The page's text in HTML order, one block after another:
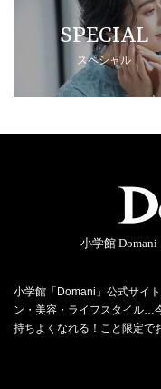
SPECIAL
スペシャル
小学館
小学館「Domani」公式サイ
ン・美容・ライフスタイル…
持ちよくなれる！こと限定で